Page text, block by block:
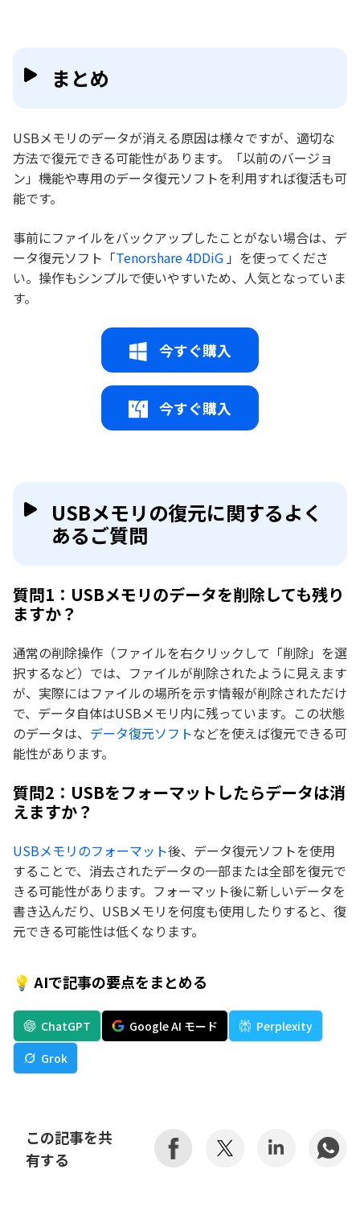
まとめ
USBメモリのデータが消える原因は様々ですが、適切な
方法で復元できる可能性があります。「以前のバージョ
ン」機能や専用のデータ復元ソフトを利用すれば復活も可
能です。
事前にファイルをバックアップしたことがない場合は、デ
ータ復元ソフト「Tenorshare 4DDiG 」を使ってくださ
い。操作もシンプルで使いやすいため、人気となっていま
す。
今すぐ購入
今すぐ購入
USBメモリの復元に関するよく
あるご質問
質問1：USBメモリのデータを削除しても残り
ますか？
通常の削除操作（ファイルを右クリックして「削除」を選
択するなど）では、ファイルが削除されたように見えます
が、実際にはファイルの場所を示す情報が削除されただけ
で、データ自体はUSBメモリ内に残っています。この状態
のデータは、 データ復元ソフトなどを使えば復元できる可
能性があります。
質問2：USBをフォーマットしたらデータは消
えますか？
USBメモリのフォーマット後、データ復元ソフトを使用
することで、消去されたデータの一部または全部を復元で
きる可能性があります。フォーマット後に新しいデータを
書き込んだり、USBメモリを何度も使用したりすると、復
元できる可能性は低くなります。
💡 AIで記事の要点をまとめる
ChatGPT Google AI モード
Perplexity
Grok
この記事を共
有する